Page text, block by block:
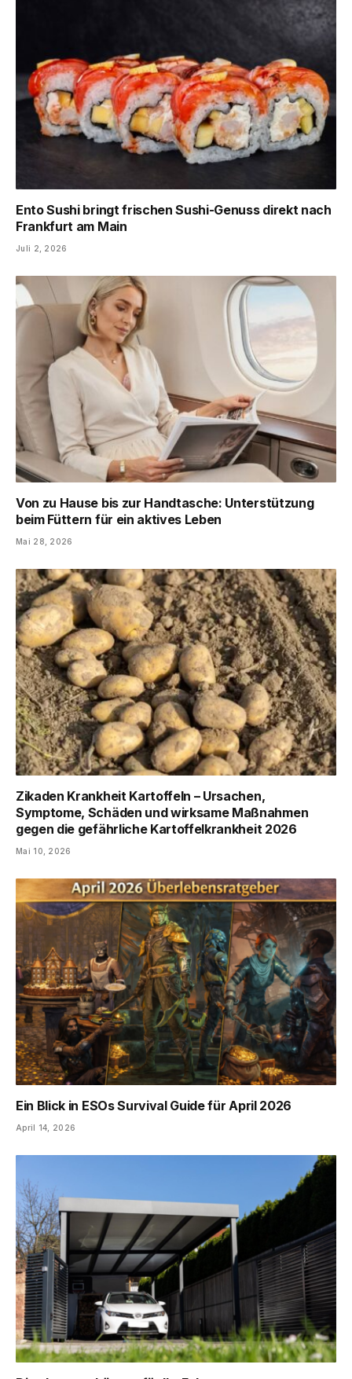
Ento Sushi bringt frischen Sushi-Genuss direkt nach
Frankfurt am Main
Juli 2, 2026
Von zu Hause bis zur Handtasche: Unterstützung
beim Füttern für ein aktives Leben
Mai 28, 2026
Zikaden Krankheit Kartoffeln – Ursachen,
Symptome, Schäden und wirksame Maßnahmen
gegen die gefährliche Kartoffelkrankheit 2026
Mai 10, 2026
Ein Blick in ESOs Survival Guide für April 2026
April 14, 2026